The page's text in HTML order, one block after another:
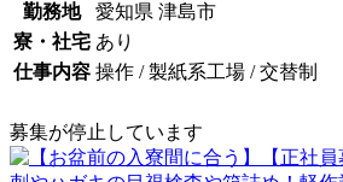
勤務地
愛知県 津島市
寮・社宅 あり
仕事内容 操作 / 製紙系工場 / 交替制
募集が停止しています